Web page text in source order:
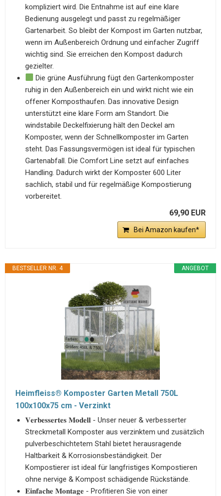
kompliziert wird. Die Entnahme ist auf eine klare
Bedienung ausgelegt und passt zu regelmäßiger
Gartenarbeit. So bleibt der Kompost im Garten nutzbar,
wenn im Außenbereich Ordnung und einfacher Zugriff
wichtig sind. Sie erreichen den Kompost dadurch
gezielter.
Die grüne Ausführung fügt den Gartenkomposter
ruhig in den Außenbereich ein und wirkt nicht wie ein
offener Komposthaufen. Das innovative Design
unterstützt eine klare Form am Standort. Die
windstabile Deckelfixierung hält den Deckel am
Komposter, wenn der Schnellkomposter im Garten
steht. Das Fassungsvermögen ist ideal für typischen
Gartenabfall. Die Comfort Line setzt auf einfaches
Handling. Dadurch wirkt der Komposter 600 Liter
sachlich, stabil und für regelmäßige Kompostierung
vorbereitet.
69,90 EUR
Bei Amazon kaufen*
ANGEBOT
BESTSELLER NR. 4
Heimfleiss® Komposter Garten Metall 750L
100x100x75 cm - Verzinkt
𝐕𝐞𝐫𝐛𝐞𝐬𝐬𝐞𝐫𝐭𝐞𝐬 𝐌𝐨𝐝𝐞𝐥𝐥 - Unser neuer & verbesserter
Streckmetall Komposter aus verzinktem und zusätzlich
pulverbeschichtetem Stahl bietet herausragende
Haltbarkeit & Korrosionsbeständigkeit. Der
Kompostierer ist ideal für langfristiges Kompostieren
ohne nervige & Kompost schädigende Rückstände.
𝐄𝐢𝐧𝐟𝐚𝐜𝐡𝐞 𝐌𝐨𝐧𝐭𝐚𝐠𝐞 - Profitieren Sie von einer